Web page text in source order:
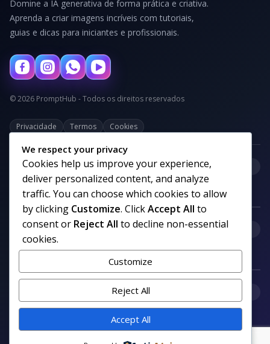
Domine a IA generativa de forma prática e criativa.
Aprenda a criar imagens incríveis com tutoriais,
guias e dicas para iniciantes e profissionais.
© 2026 PromptHub - Todos os direitos reservados
Privacidade Termos Cookies
Categorias
Links uteis
We respect your privacy
Cookies help us improve your experience,
deliver personalized content, and analyze
traffic. You can choose which cookies to allow
by clicking Customize. ClickAccept All to
consent or Reject All to decline non-essential
cookies.
Customize
Reject All
Accept All